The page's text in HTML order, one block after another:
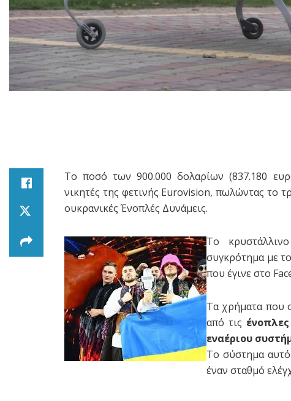
To ποσό των 900.000 δολαρίων (837.180
νικητές της φετινής Eurovision, πωλώντας το
ουκρανικές Ένοπλές Δυνάμεις.
Το
συγκρότημα με
που έγινε στο
Τα χρήματα που
από τις
εναέριου
Το σύστημα
έναν σταθμό